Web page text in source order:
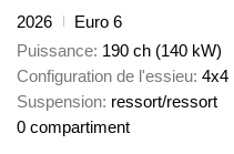
2026
Euro 6
Puissance 190 ch (140 kW)
Configuration de l'essieu 4x4
Suspension ressort/ressort
0 compartiment